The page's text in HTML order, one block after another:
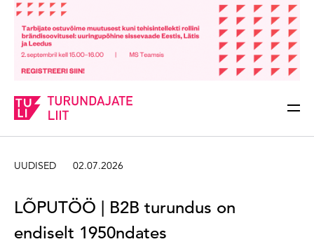
Sisesta märksõna
UUDISED 02.07.2026
LÕPUTÖÖ | B2B turundus on
endiselt 1950ndates